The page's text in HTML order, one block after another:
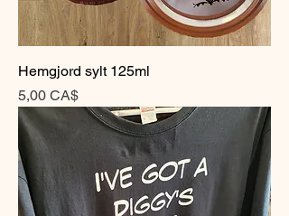
Hemgjord sylt 125ml
Pris
5,00 CA$